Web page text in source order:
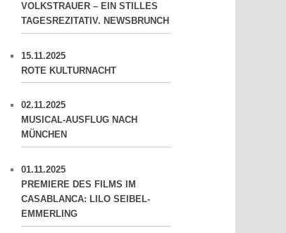
VOLKSTRAUER – EIN STILLES
TAGESREZITATIV. NEWSBRUNCH
15.11.2025
ROTE KULTURNACHT
02.11.2025
MUSICAL-AUSFLUG NACH
MÜNCHEN
01.11.2025
PREMIERE DES FILMS IM
CASABLANCA: LILO SEIBEL-
EMMERLING